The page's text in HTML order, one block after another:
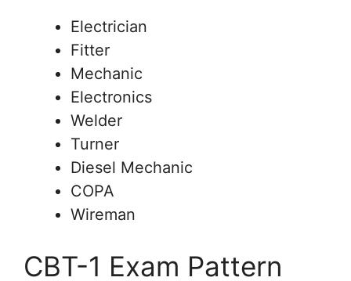
Electrician
Fitter
Mechanic
Electronics
Welder
Turner
Diesel Mechanic
COPA
Wireman
CBT-1 Exam Pattern